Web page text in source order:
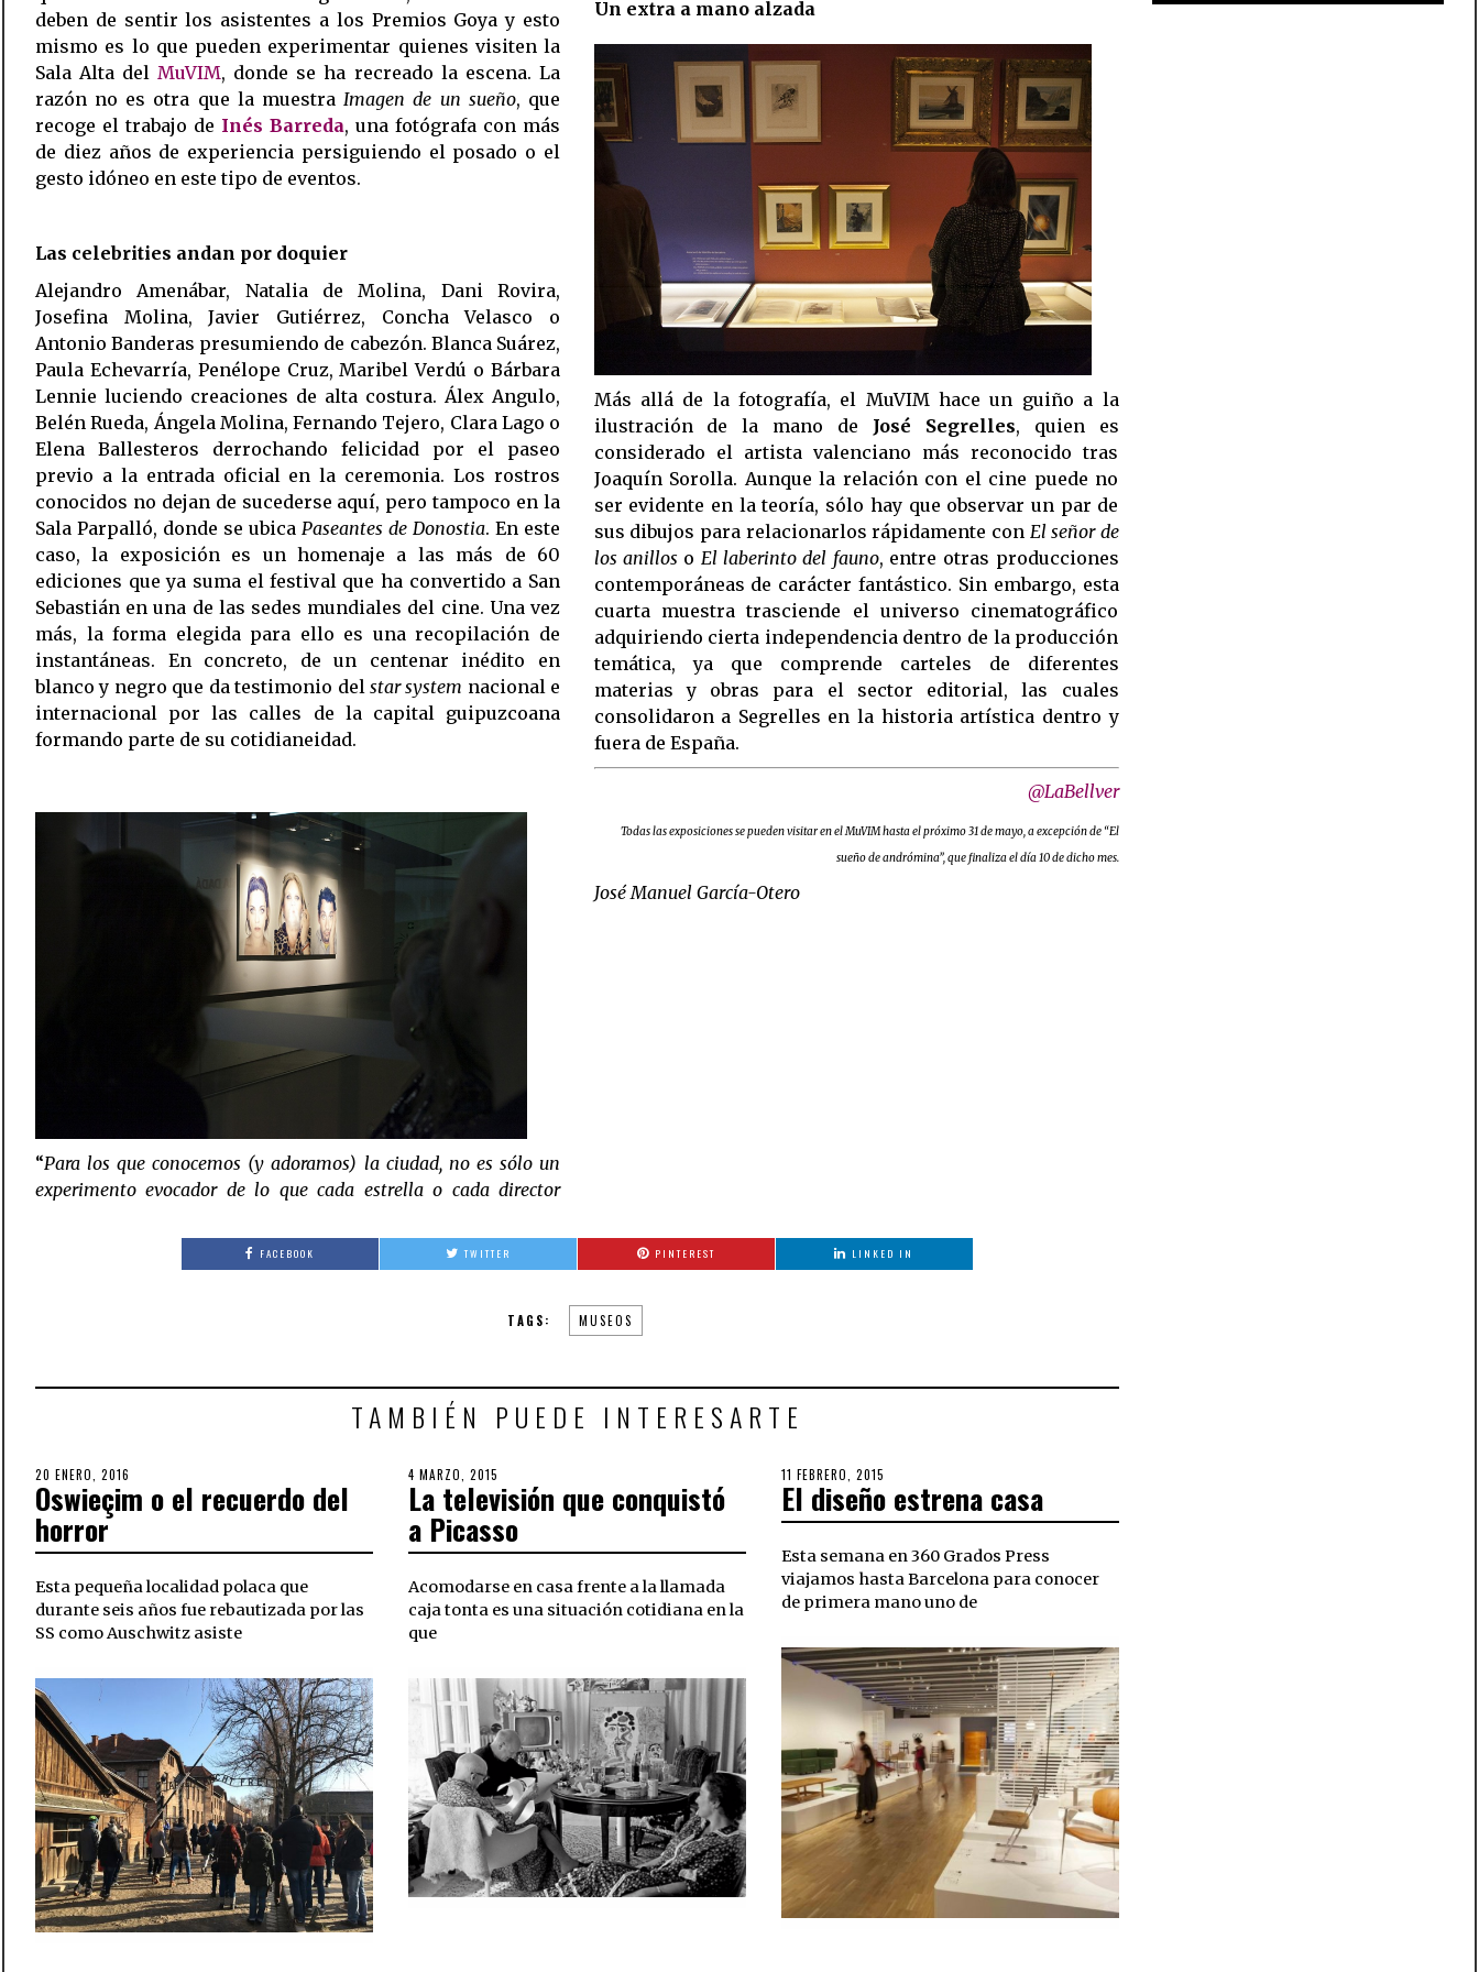
deben de sentir los asistentes a los Premios Goya y esto
mismo es lo que pueden experimentar quienes visiten la
Sala Alta del MuVIM, donde se ha recreado la escena. La
razón no es otra que la muestra Imagen de un sueño, que
recoge el trabajo de Inés Barreda, una fotógrafa con más
de diez años de experiencia persiguiendo el posado o el
gesto idóneo en este tipo de eventos.
Las celebrities andan por doquier
Alejandro Amenábar, Natalia de Molina, Dani Rovira,
Josefina Molina, Javier Gutiérrez, Concha Velasco o
Antonio Banderas presumiendo de cabezón. Blanca Suárez,
Paula Echevarría, Penélope Cruz, Maribel Verdú o Bárbara
Lennie luciendo creaciones de alta costura. Álex Angulo,
Belén Rueda, Ángela Molina, Fernando Tejero, Clara Lago o
Elena Ballesteros derrochando felicidad por el paseo
previo a la entrada oficial en la ceremonia. Los rostros
conocidos no dejan de sucederse aquí, pero tampoco en la
Sala Parpalló, donde se ubica Paseantes de Donostia. En este
caso, la exposición es un homenaje a las más de 60
ediciones que ya suma el festival que ha convertido a San
Sebastián en una de las sedes mundiales del cine. Una vez
más, la forma elegida para ello es una recopilación de
instantáneas. En concreto, de un centenar inédito en
blanco y negro que da testimonio del star system nacional e
internacional por las calles de la capital guipuzcoana
formando parte de su cotidianeidad.
“Para los que conocemos (y adoramos) la ciudad, no es sólo un
experimento evocador de lo que cada estrella o cada director
Un extra a mano alzada
Más allá de la fotografía, el MuVIM hace un guiño a la
ilustración de la mano de José Segrelles, quien es
considerado el artista valenciano más reconocido tras
Joaquín Sorolla. Aunque la relación con el cine puede no
ser evidente en la teoría, sólo hay que observar un par de
sus dibujos para relacionarlos rápidamente con El señor de
los anillos o El laberinto del fauno, entre otras producciones
contemporáneas de carácter fantástico. Sin embargo, esta
cuarta muestra trasciende el universo cinematográfico
adquiriendo cierta independencia dentro de la producción
temática, ya que comprende carteles de diferentes
materias y obras para el sector editorial, las cuales
consolidaron a Segrelles en la historia artística dentro y
fuera de España.
@LaBellver
Todas las exposiciones se pueden visitar en el MuVIM hasta el próximo 31 de mayo, a excepción de “El
sueño de andrómina”, que finaliza el día 10 de dicho mes.
José Manuel García-Otero
FACEBOOK TWITTER PINTEREST LINKED IN
TAGS: MUSEOS
TAMBIÉN PUEDE INTERESARTE
POSTED
ON
20 ENERO, 2016
OCTUBRE,
2018
Oswieçim o el recuerdo del
horror
Esta pequeña localidad polaca que
durante seis años fue rebautizada por las
SS como Auschwitz asiste
POSTED
ON
4 MARZO, 2015
OCTUBRE,
2018
La televisión que conquistó
a Picasso
Acomodarse en casa frente a la llamada
caja tonta es una situación cotidiana en la
que
POSTED
ON
11 FEBRERO, 2015
SEPTIEMBRE,
2018
El diseño estrena casa
Esta semana en 360 Grados Press
viajamos hasta Barcelona para conocer
de primera mano uno de